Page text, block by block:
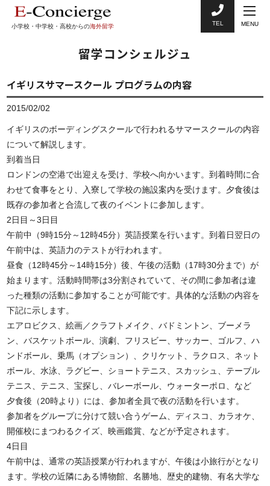
小学校・中学校・高校からの海外留学 TEL MENU
留学コンシェルジュ
イギリスサマースクール プログラムの内容
2015/02/02
イギリスのボーディングスクールで行われるサマースクールの内容
について解説します。
到着当日
ロンドンの空港で出迎えを受け、学校へ向かいます。到着時間に合
わせて食事をとり、入寮して学校の施設案内を受けます。夕食後は
既存の参加者と合流して夜のイベントに参加します。
2日目～3日目
午前中（9時15分～12時45分）英語授業を行います。到着日翌日の
午前中は、英語力のテストが行われます。
昼食（12時45分～14時15分）後、午後の活動（17時30分まで）が
始まります。活動時間帯は3分割されていて、その間に参加者は違
った種類の活動に参加することが可能です。具体的な活動の内容を
下記に示します。
エアロビクス、絵画／クラフトメイク、バドミントン、ブーメラ
ン、バスケットボール、演劇、フリスビー、サッカー、ゴルフ、ハ
ンドボール、乗馬（オプション）、クリケット、ラクロス、ネット
ボール、水泳、ラグビー、ショートテニス、スカッシュ、テーブル
テニス、テニス、宝探し、バレーボール、ウォーターポロ、など
夕食後（20時より）には、参加者全員で夜の活動を行います。
参加者をグループに分けて競い合うゲーム、ディスコ、カラオケ、
開催校にまつわるクイズ、映画鑑賞、などが予定されます。
4日目
午前中は、通常の英語授業が行われますが、午後は小旅行がとなり
ます。学校の近隣にある博物館、名勝地、歴史的建物、有名大学な